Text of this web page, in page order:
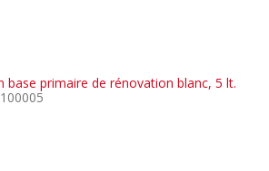
base primaire de rénovation blanc, 5 lt.